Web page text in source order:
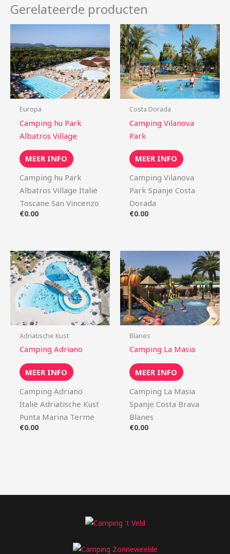
Gerelateerde producten
Europa
Camping hu Park
Albatros Village
MEER INFO
Camping hu Park
Albatros Village Italië
Toscane San Vincenzo
€0.00
Costa Dorada
Camping Vilanova
Park
MEER INFO
Camping Vilanova
Park Spanje Costa
Dorada
€0.00
Adriatische Kust
Camping Adriano
MEER INFO
Camping Adriano
Italië Adriatische Kust
Punta Marina Terme
€0.00
Blanes
Camping La Masia
MEER INFO
Camping La Masia
Spanje Costa Brava
Blanes
€0.00